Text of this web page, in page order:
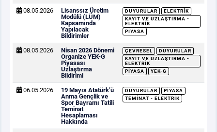
08.05.2026
Lisanssız Üretim
Modülü (LÜM)
Kapsamında
Yapılacak
Bildirimler
DUYURULAR
ELEKTRIK
KAYIT VE UZLAŞTIRMA -
ELEKTRIK
PIYASA
08.05.2026
Nisan 2026 Dönemi
Organize YEK-G
Piyasası
Uzlaştırma
Bildirimi
ÇEVRESEL
DUYURULAR
KAYIT VE UZLAŞTIRMA -
ELEKTRIK
PIYASA
YEK-G
06.05.2026
19 Mayıs Atatürk’ü
Anma Gençlik ve
Spor Bayramı Tatili
Teminat
Hesaplaması
Hakkında
DUYURULAR
PIYASA
TEMINAT - ELEKTRIK